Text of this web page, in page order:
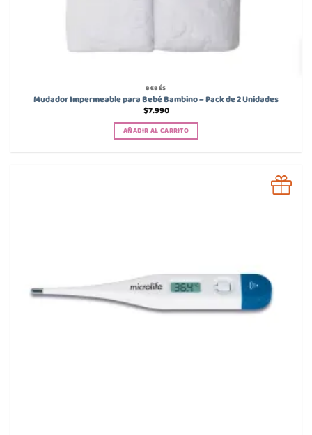
BEBÉS
Mudador Impermeable para Bebé Bambino – Pack de 2 Unidades
$7.990
AÑADIR AL CARRITO